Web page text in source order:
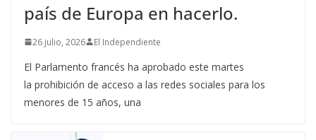
país de Europa en hacerlo.
26 julio, 2026 El Independiente
El Parlamento francés ha aprobado este martes
la prohibición de acceso a las redes sociales para los
menores de 15 años, una